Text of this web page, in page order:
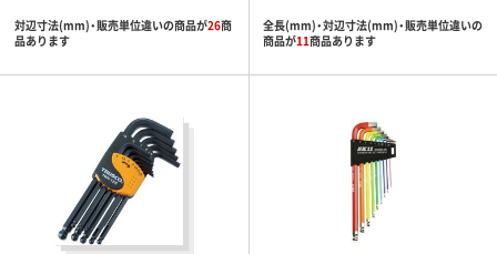
対辺寸法(mm)・販売単位違いの商品が26商
品あります
全長(mm)・対辺寸法(mm)・販売単位違いの
商品が11商品あります